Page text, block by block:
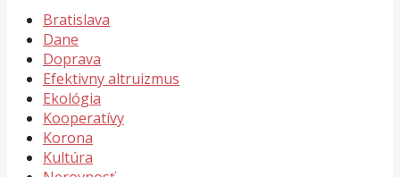
Bratislava
Dane
Doprava
Efektivny altruizmus
Ekológia
Kooperatívy
Korona
Kultúra